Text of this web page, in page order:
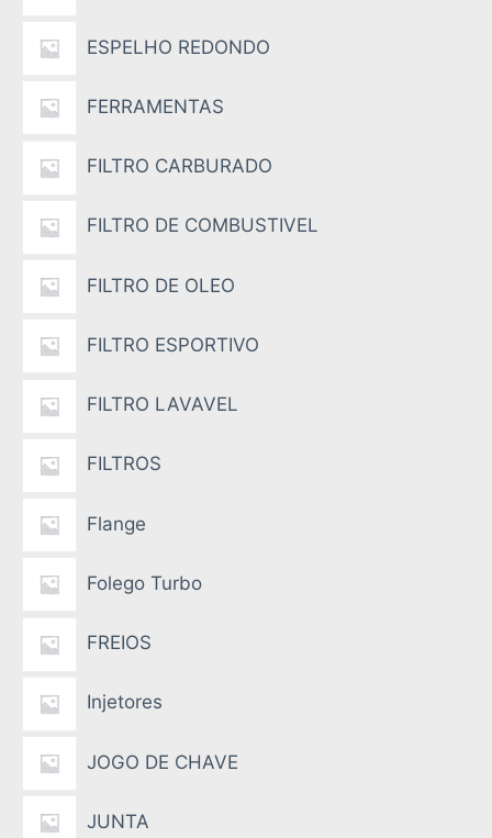
ESPELHO REDONDO
FERRAMENTAS
FILTRO CARBURADO
FILTRO DE COMBUSTIVEL
FILTRO DE OLEO
FILTRO ESPORTIVO
FILTRO LAVAVEL
FILTROS
Flange
Folego Turbo
FREIOS
Injetores
JOGO DE CHAVE
JUNTA